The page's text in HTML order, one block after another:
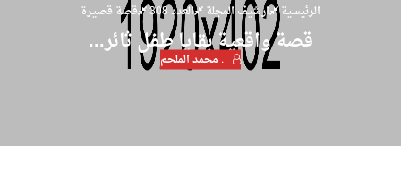
الرئيسية ارشيف المجلة العدد 308 قصة قصيرة
قصة واقعية بقايا طفل ثائر...
. محمد الملحم